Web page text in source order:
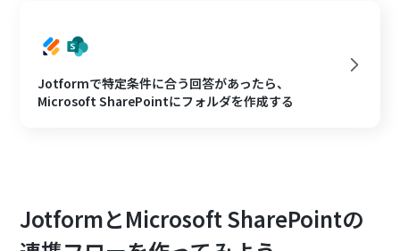
Jotformで特定条件に合う回答があったら、
Microsoft SharePointにフォルダを作成する
JotformとMicrosoft SharePointの